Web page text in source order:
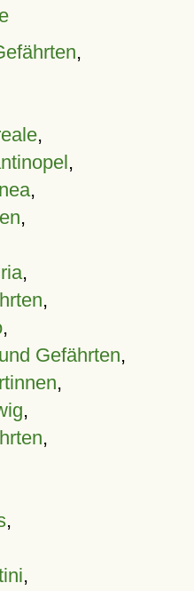
,
,
,
,
,
,
,
,
Gefährten,
,
,
,
,
,